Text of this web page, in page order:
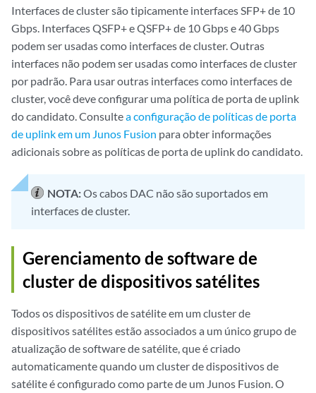
Interfaces de cluster são tipicamente interfaces SFP+ de 10
Gbps. Interfaces QSFP+ e QSFP+ de 10 Gbps e 40 Gbps
podem ser usadas como interfaces de cluster. Outras
interfaces não podem ser usadas como interfaces de cluster
por padrão. Para usar outras interfaces como interfaces de
cluster, você deve configurar uma política de porta de uplink
do candidato. Consultea configuração de políticas de porta
de uplink em um Junos Fusion para obter informações
adicionais sobre as políticas de porta de uplink do candidato.
NOTA:Os cabos DAC não são suportados em
interfaces de cluster.
Gerenciamento de software de
cluster de dispositivos satélites
Todos os dispositivos de satélite em um cluster de
dispositivos satélites estão associados a um único grupo de
atualização de software de satélite, que é criado
automaticamente quando um cluster de dispositivos de
satélite é configurado como parte de um Junos Fusion. O